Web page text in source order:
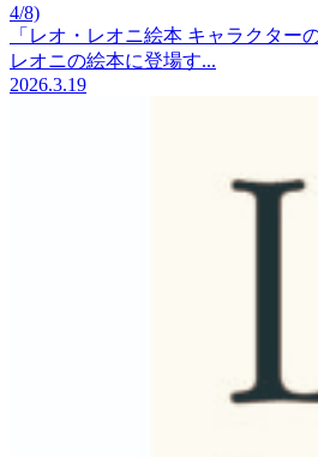
4/8)
「レオ・レオニ絵本 キャラクター
レオニの絵本に登場す...
2026.3.19